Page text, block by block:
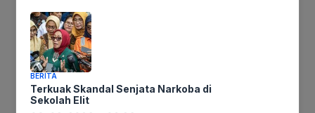
berbagai wilayah di Jawa Barat dan sekitarnya
bersiap melancarkan aksi unjuk rasa besar-
besaran di depan Istana Negara, Jakarta, pada
Kamis, 8 Januari 2026. Protes ini dipicu oleh
kebijakan penetapan upah minimum tahun 2026
yang dianggap tidak adil dan bertentangan
BERITA
Terkuak Skandal Senjata Narkoba di
Sekolah Elit